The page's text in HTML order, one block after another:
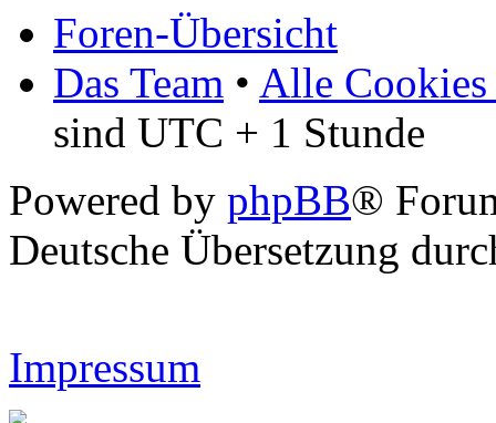
Foren-Übersicht
Das Team • Alle Cookies
sind UTC + 1 Stunde
Powered by phpBB®
Deutsche Übersetzung
Impressum